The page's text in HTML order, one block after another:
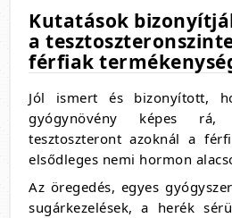
Kutatások
a
férfiak
Jól ismert és bizonyított,
gyógynövény képes
tesztoszteront azoknál a
elsődleges nemi hormon
Az öregedés, egyes
sugárkezelések, a herék